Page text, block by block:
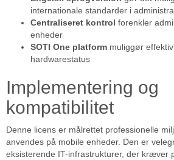
internationale standarder i
Centraliseret kontrol forenkler
enheder
SOTI One platform muliggør
hardwarestatus
Implementering og
kompatibilitet
Denne licens er målrettet professionelle
anvendes på mobile enheder. Den er
eksisterende IT-infrastrukturer, der kræver